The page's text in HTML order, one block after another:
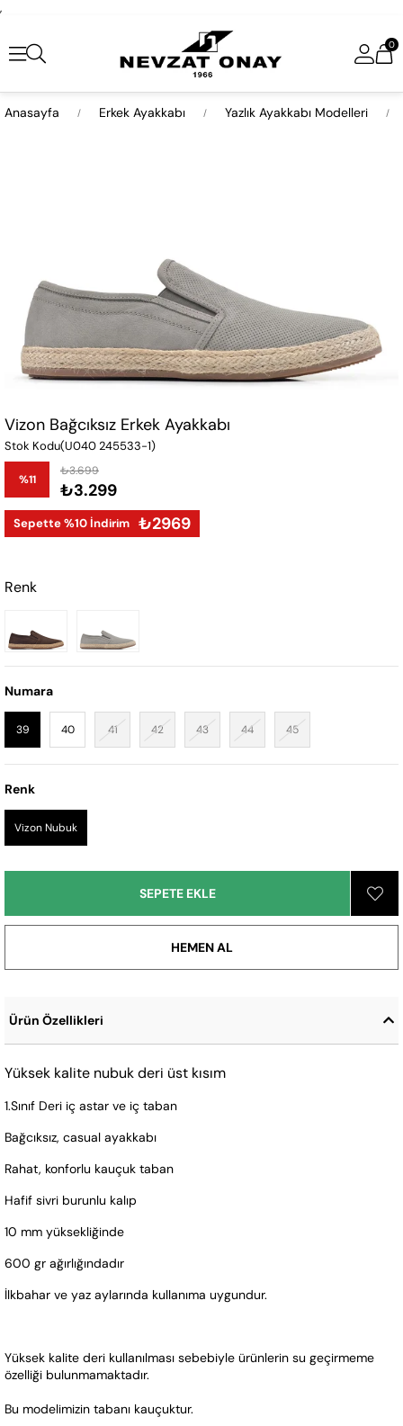
,
0
Anasayfa Erkek Ayakkabı Yazlık Ayakkabı Modelleri
Vizon Bağcıksız Erkek Ayakkabı
Stok Kodu(U040 245533-1)
%11
İndirim
₺3.699
₺3.299
Sepette %10 İndirim ₺2969
Renk
Numara
39 40 41 42 43 44 45
Renk
Vizon Nubuk
Ürün Özellikleri
Yüksek kalite nubuk deri üst kısım
1.Sınıf Deri iç astar ve iç taban
Bağcıksız, casual ayakkabı
Rahat, konforlu kauçuk taban
Hafif sivri burunlu kalıp
10 mm yüksekliğinde
600 gr ağırlığındadır
İlkbahar ve yaz aylarında kullanıma uygundur.
Yüksek kalite deri kullanılması sebebiyle ürünlerin su geçirmeme
özelliği bulunmamaktadır.
Bu modelimizin tabanı kauçuktur.